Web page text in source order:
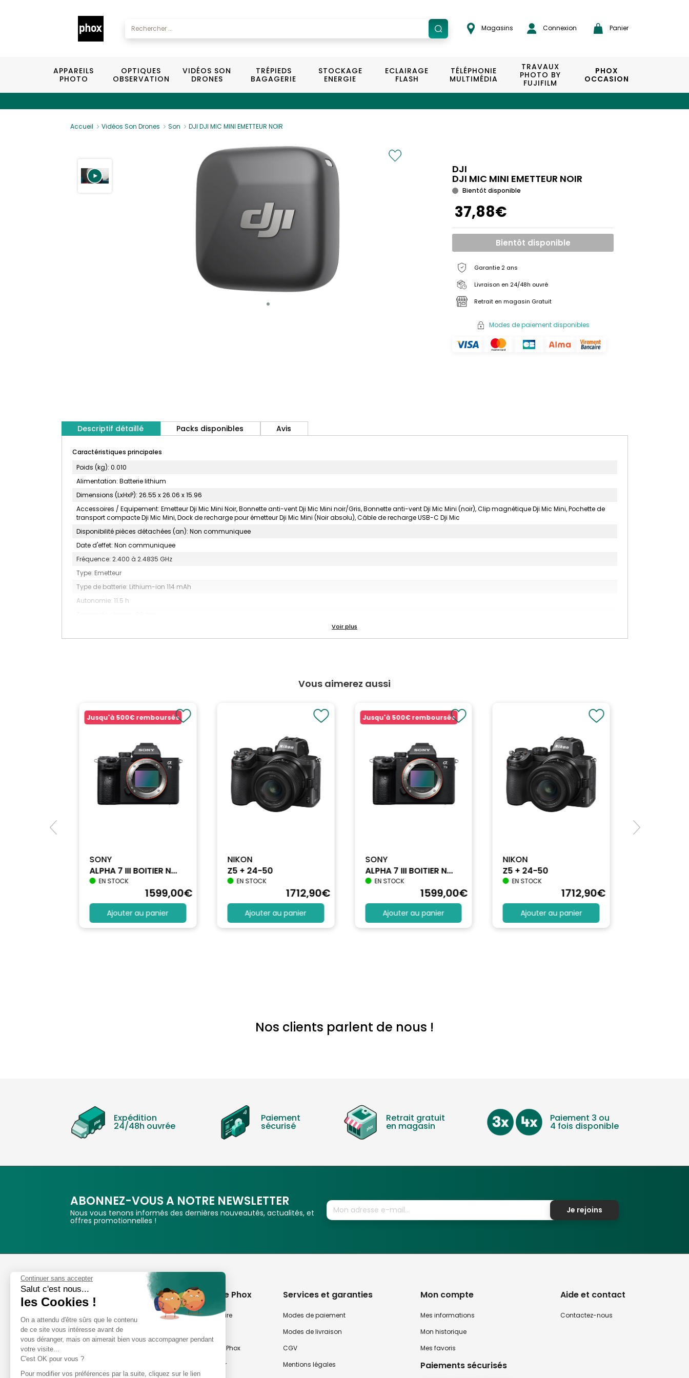
Magasins Connexion Panier
APPAREILS
PHOTO
OPTIQUES
OBSERVATION
VIDÉOS SON
DRONES
TRÉPIEDS
BAGAGERIE
STOCKAGE
ENERGIE
ECLAIRAGE
FLASH
TÉLÉPHONIE
MULTIMÉDIA
TRAVAUX
PHOTO BY
FUJIFILM
PHOX
OCCASION
Accueil Vidéos Son Drones Son DJI DJI MIC MINI EMETTEUR NOIR
DJI
DJI MIC MINI EMETTEUR NOIR
Bientôt disponible
37,88€
Bientôt disponible
Garantie 2 ans
Livraison en 24/48h ouvré
Retrait en magasin Gratuit
Modes de paiement disponibles
Descriptif détaillé Packs disponibles Avis
Caractéristiques principales
Poids (kg): 0.010
Alimentation: Batterie lithium
Dimensions (LxHxP): 26.55 x 26.06 x 15.96
Accessoires / Equipement: Emetteur Dji Mic Mini Noir, Bonnette anti-vent Dji Mic Mini noir/Gris, Bonnette anti-vent Dji Mic Mini (noir), Clip magnétique Dji Mic Mini, Pochette de
transport compacte Dji Mic Mini, Dock de recharge pour émetteur Dji Mic Mini (Noir absolu), Câble de recharge USB-C Dji Mic
Disponibilité pièces détachées (an): Non communiquee
Date d'effet: Non communiquee
Fréquence: 2.400 à 2.4835 GHz
Type: Emetteur
Type de batterie: Lithium-ion 114 mAh
Autonomie: 11.5 h
Vous aimerez aussi
Jusqu'à 500€ remboursés
SONY
ALPHA 7 III BOITIER N...
EN STOCK
1599,00€
Ajouter au panier
NIKON
Z5 + 24-50
EN STOCK
1712,90€
Ajouter au panier
Jusqu'à 500€ remboursés
SONY
ALPHA 7 III BOITIER N...
EN STOCK
1599,00€
Ajouter au panier
NIKON
Z5 + 24-50
EN STOCK
1712,90€
Ajouter au panier
Nos clients parlent de nous !
Expédition
24/48h ouvrée
Paiement
sécurisé
Retrait gratuit
en magasin
Paiement 3 ou
4 fois disponible
ABONNEZ-VOUS A NOTRE NEWSLETTER
Nous vous tenons informés des dernières nouveautés, actualités, et
offres promotionnelles !
Je rejoins
Phox
Spécialiste de l'image
Suivez-nous
Avis clients
8,2/10 Avis vérifiés
A propos de Phox
Notre savoir-faire
Nos magasins Phox
Notre newsletter
Services et garanties
Modes de paiement
Modes de livraison
CGV
Mentions légales
Mon compte
Mes informations
Mon historique
Mes favoris
Paiements sécurisés
Aide et contact
Contactez-nous
Continuer sans accepter
Salut c'est nous...
les Cookies !
On a attendu d'être sûrs que le contenu
de ce site vous intéresse avant de
vous déranger, mais on aimerait bien vous accompagner pendant
votre visite...
C'est OK pour vous ?
Pour modifier vos préférences par la suite, cliquez sur le lien